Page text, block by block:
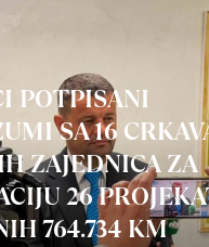
POTPISANI
SA 16
ZAJEDNICA ZA
26
764.734 KM